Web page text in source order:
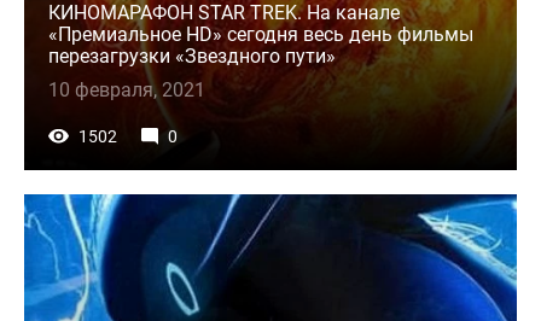
КИНОМАРАФОН STAR TREK. На канале
«Премиальное HD» сегодня весь день фильмы
перезагрузки «Звездного пути»
10 февраля, 2021
1502 0